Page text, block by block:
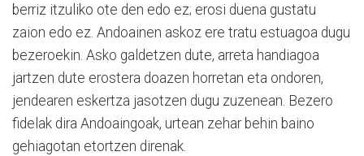
berriz itzuliko ote den edo ez; erosi duena gustatu
zaion edo ez. Andoainen askoz ere tratu estuagoa dugu
bezeroekin. Asko galdetzen dute, arreta handiagoa
jartzen dute erostera doazen horretan eta ondoren,
jendearen eskertza jasotzen dugu zuzenean. Bezero
fidelak dira Andoaingoak, urtean zehar behin baino
gehiagotan etortzen direnak.